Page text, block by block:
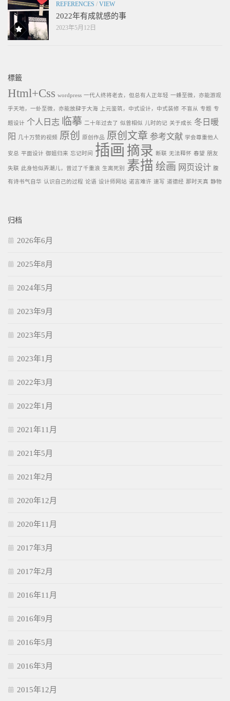
REFERENCES / VIEW
2022年有成就感的事
2023年5月12日
標籤
Html+Css wordpress 一代人终将老去，但总有人正年轻 一蜂至微，亦能游观
乎天地，一虲至微，亦能放肆于大海 上元鉴筑，中式设计，中式装修 不盲从 专题 专
题设计 个人日志 临摹 二十年过去了 似曾相似 儿时的记 关于成长 冬日暖
阳
几十万赞的视频 原创 原创作品 原创文章 参考文献 学会尊重他人
安总 平面设计 御姐归来 忘记时间 插画 摘录 断联 无法释怀 春望 朋友
失联 此身恰似弄潮儿，曾过了千重浪 生离死别 素描 绘画 网页设计 腹
有诗书气自华 认识自己的过程 论语 设计师网站 诺言难许 速写 道德经 那时天真 静物
归档
2026年6月
2025年8月
2024年5月
2023年9月
2023年5月
2023年1月
2022年3月
2022年1月
2021年11月
2021年5月
2021年2月
2020年12月
2020年11月
2017年3月
2017年2月
2016年11月
2016年9月
2016年5月
2016年3月
2015年12月